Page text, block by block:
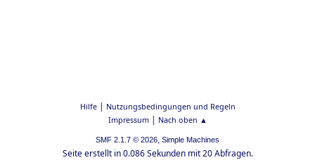
Hilfe| Nutzungsbedingungen und Regeln
Impressum| Nach oben ▲
SMF 2.1.7 © 2026, Simple Machines
Seite erstellt in 0.086 Sekunden mit 20 Abfragen.